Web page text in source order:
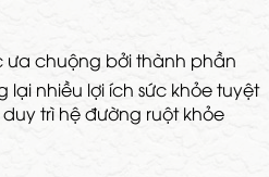
ưa chuộng bởi thành phần
nhiều lợi ích sức khỏe tuyệt
trì hệ đường ruột khỏe